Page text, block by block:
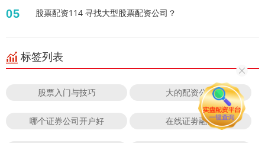
05 股票配资114 寻找大型股票配资公司？
标签列表
股票入门与技巧 大的配资公司
哪个证券公司开户好 在线证劵融资